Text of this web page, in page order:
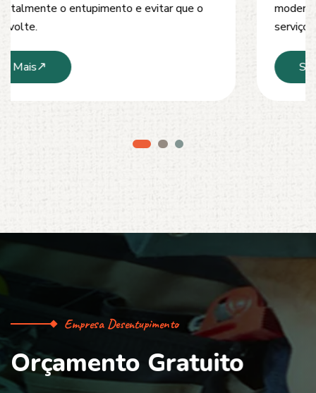
modernos e técnicas seguras que garantem um
serviço limpo, ágil e sem danos à estrutura.
Saiba Mais
Empresa Desentupimento
Orçamento Gratuito